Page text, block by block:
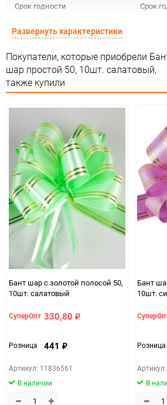
Срок годности Срок
Предназначение товара
Сертификация Не
Особые условия Особых
Количество в коробке
Единица измерения упак
Развернуть характеристики
Покупатели, которые приобрели
шар простой 50, 10шт. салатовый,
также купили
Бант шар с золотой полосой 50,
10шт. салатовый
СуперОпт 330,80 ₽
Розница 441 ₽
Артикул: 11836561
В наличии
Бант
10шт.
Розница
В